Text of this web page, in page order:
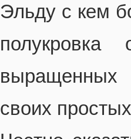
Эльду с кем
выращенных
своих